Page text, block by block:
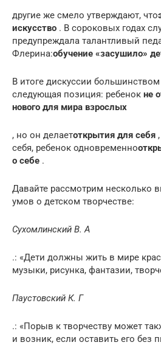
другие же смело утверждают, что
искусство . В сороковых годах
предупреждала талантливый
Флерина:обучение «засушило»
В итоге дискуссии
следующая позиция: ребенок не
нового для мира взрослых
, но он делаетоткрытия для себя
себя, ребенок одновременно
о себе .
Давайте рассмотрим несколько
умов о детском творчестве:
Сухомлинский В. А
.: «Дети должны жить в мире
музыки, рисунка, фантазии,
Паустовский К. Г
.: «Порыв к творчеству может
и возник, если оставить его без